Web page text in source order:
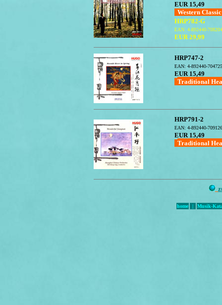
EUR 15,49
Western
HRP782-G
EAN: 4-892440-708204
EUR 29,99
HRP747-2
EAN: 4-892440-704725
EUR 15,49
Traditional
HRP791-2
EAN: 4-892440-709126
EUR 15,49
Traditional
home | Musik-